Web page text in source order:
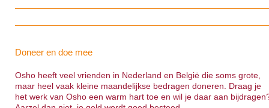
Doneer en doe mee
Osho heeft veel vrienden in Nederland en België die soms grote,
maar heel vaak kleine maandelijkse bedragen doneren. Draag je
het werk van Osho een warm hart toe en wil je daar aan